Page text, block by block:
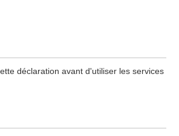
déclaration avant d'utiliser les services